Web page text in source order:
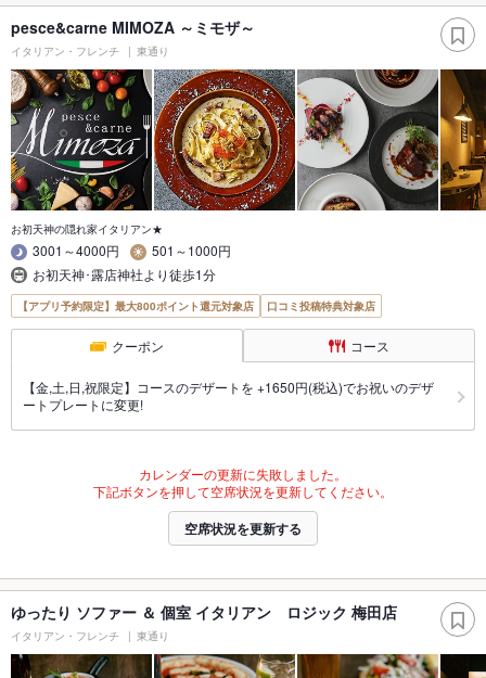
pesce&carne MIMOZA ～ミモザ～
イタリアン・フレンチ 東通り
お初天神の隠れ家イタリアン★
3001～4000円
501～1000円
お初天神･露店神社より徒歩1分
【アプリ予約限定】最大800ポイント還元対象店 口コミ投稿特典対象店
クーポン コース
【金,土,日,祝限定】コースのデザートを +1650円(税込)でお祝いのデザ
ートプレートに変更!
カレンダーの更新に失敗しました。
下記ボタンを押して空席状況を更新してください。
空席状況を更新する
ゆったり ソファー ＆ 個室 イタリアン ロジック 梅田店
イタリアン・フレンチ 東通り